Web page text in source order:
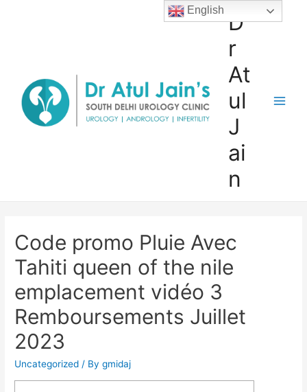
D
r
At
ul
J
ai
n
Code promo Pluie Avec
Tahiti queen of the nile
emplacement vidéo 3
Remboursements Juillet
2023
Uncategorized / Bygmidaj
English